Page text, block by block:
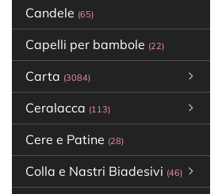
Candele (65)
Capelli per bambole (22)
Carta (3084)
Ceralacca (113)
Cere e Patine (28)
Colla e Nastri Biadesivi (46)